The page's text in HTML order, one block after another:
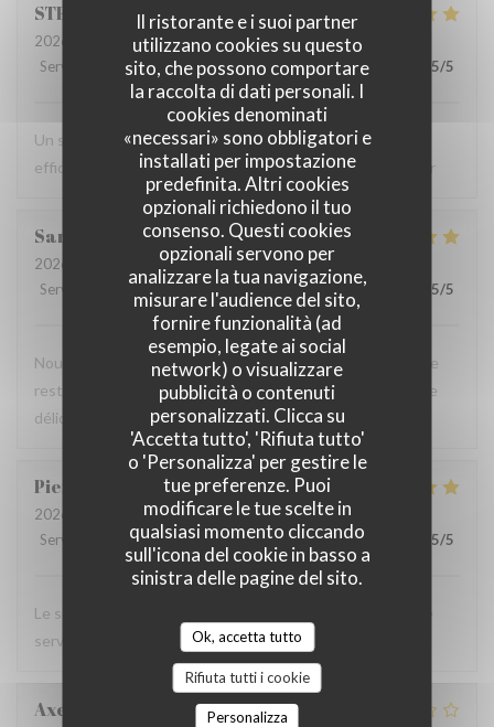
Il ristorante e i suoi partner
utilizzano cookies su questo
sito, che possono comportare
la raccolta di dati personali. I
cookies denominati
«necessari» sono obbligatori e
installati per impostazione
predefinita. Altri cookies
opzionali richiedono il tuo
consenso. Questi cookies
opzionali servono per
analizzare la tua navigazione,
misurare l'audience del sito,
fornire funzionalità (ad
esempio, legate ai social
network) o visualizzare
pubblicità o contenuti
personalizzati. Clicca su
'Accetta tutto', 'Rifiuta tutto'
o 'Personalizza' per gestire le
tue preferenze. Puoi
modificare le tue scelte in
qualsiasi momento cliccando
sull'icona del cookie in basso a
sinistra delle pagine del sito.
Ok, accetta tutto
Rifiuta tutti i cookie
Personalizza
STEFFY
2026-08-07
- 19:30 - Ospiti 6
Servizio
Atmosfera :5/5 Cucina: 5/5 Qualità / Prezzo 5/5
Un super restaurant ! Repas délicieux , serveurs cool et
efficace et spot magnifique ! Nous reviendrons avec plaisir
Sarah
2026-08-07
- 19:30 - Ospiti 3
Servizio
Atmosfera 4/5 Cucina: 5/5 Qualità / Prezzo 5/5
Nous avons passé une très bonne soirée en famille dans ce
restaurant, le personnel était très agréable et la nourriture
délicieuse ! Avec en prime une superbe vue !
Pierrette
2026-08-05
- 13:15 - Ospiti 5
Servizio
Atmosfera: 5/5 Cucina: 5/5 Qualità / Prezzo 5/5
Le site est exceptionnel, les moules sont excellentes et le
service au top. Que dire de plus!!
Axelle